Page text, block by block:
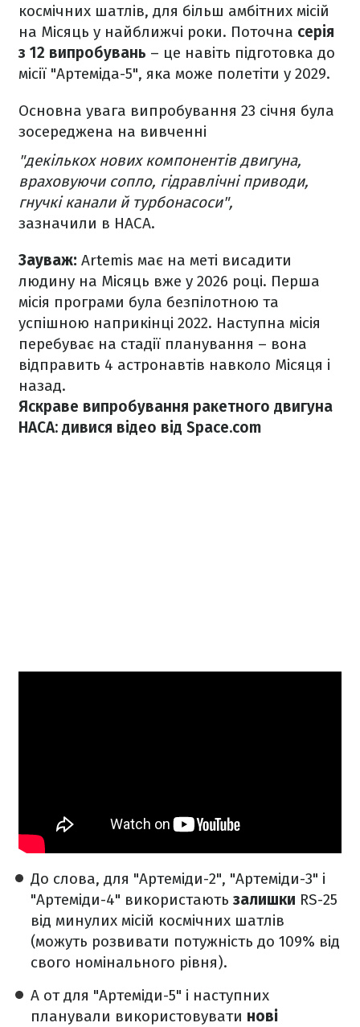
космічних шатлів, для більш амбітних місій
на Місяць у найближчі роки. Поточна серія
з 12 випробувань – це навіть підготовка до
місії "Артеміда-5", яка може полетіти у 2029.
Основна увага випробування 23 січня була
зосереджена на вивченні
"декількох нових компонентів двигуна,
враховуючи сопло, гідравлічні приводи,
гнучкі канали й турбонасоси",
зазначили в НАСА.
Зауваж: Artemis має на меті висадити
людину на Місяць вже у 2026 році. Перша
місія програми була безпілотною та
успішною наприкінці 2022. Наступна місія
перебуває на стадії планування – вона
відправить 4 астронавтів навколо Місяця і
назад.
Яскраве випробування ракетного двигуна
НАСА: дивися відео від Space.com
До слова, для "Артеміди-2", "Артеміди-3" і
"Артеміди-4" використають залишки RS-25
від минулих місій космічних шатлів
(можуть розвивати потужність до 109% від
свого номінального рівня).
А от для "Артеміди-5" і наступних
планували використовувати нові